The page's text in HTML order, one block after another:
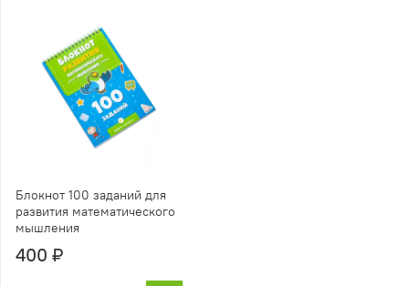
Блокнот 100 заданий для
развития математического
мышления
400 ₽